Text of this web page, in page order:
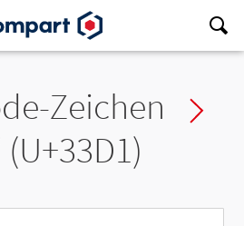
Zeichen
(U+33D1)